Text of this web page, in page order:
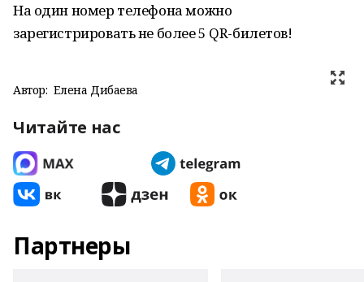
На один номер телефона можно
зарегистрировать не более 5 QR-билетов!
Автор: Елена Дибаева
Читайте нас
Партнеры